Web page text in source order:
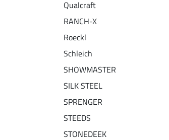
Qualcraft
RANCH-X
Roeckl
Schleich
SHOWMASTER
SILK STEEL
SPRENGER
STEEDS
STONEDEEK